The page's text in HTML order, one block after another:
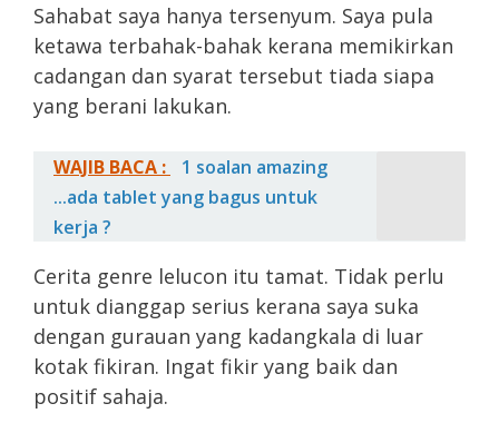
Sahabat saya hanya tersenyum. Saya pula
ketawa terbahak-bahak kerana memikirkan
cadangan dan syarat tersebut tiada siapa
yang berani lakukan.
WAJIB BACA :
1 soalan amazing
...ada tablet yang bagus untuk
kerja ?
Cerita genre lelucon itu tamat. Tidak perlu
untuk dianggap serius kerana saya suka
dengan gurauan yang kadangkala di luar
kotak fikiran. Ingat fikir yang baik dan
positif sahaja.